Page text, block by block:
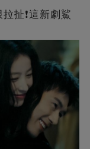
扯❗這新劇鯊